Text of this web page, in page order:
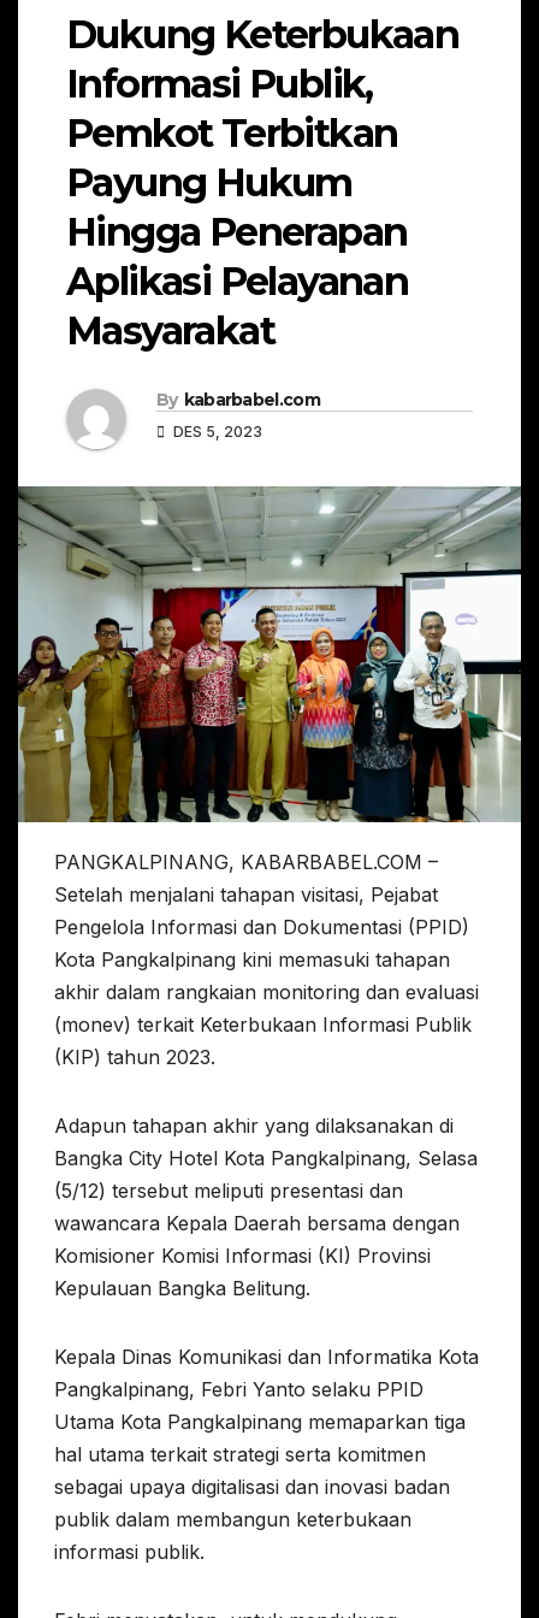
Dukung Keterbukaan
Informasi Publik,
Pemkot Terbitkan
Payung Hukum
Hingga Penerapan
Aplikasi Pelayanan
Masyarakat
By kabarbabel.com
DES 5, 2023
PANGKALPINANG, KABARBABEL.COM –
Setelah menjalani tahapan visitasi, Pejabat
Pengelola Informasi dan Dokumentasi (PPID)
Kota Pangkalpinang kini memasuki tahapan
akhir dalam rangkaian monitoring dan evaluasi
(monev) terkait Keterbukaan Informasi Publik
(KIP) tahun 2023.
Adapun tahapan akhir yang dilaksanakan di
Bangka City Hotel Kota Pangkalpinang, Selasa
(5/12) tersebut meliputi presentasi dan
wawancara Kepala Daerah bersama dengan
Komisioner Komisi Informasi (KI) Provinsi
Kepulauan Bangka Belitung.
Kepala Dinas Komunikasi dan Informatika Kota
Pangkalpinang, Febri Yanto selaku PPID
Utama Kota Pangkalpinang memaparkan tiga
hal utama terkait strategi serta komitmen
sebagai upaya digitalisasi dan inovasi badan
publik dalam membangun keterbukaan
informasi publik.